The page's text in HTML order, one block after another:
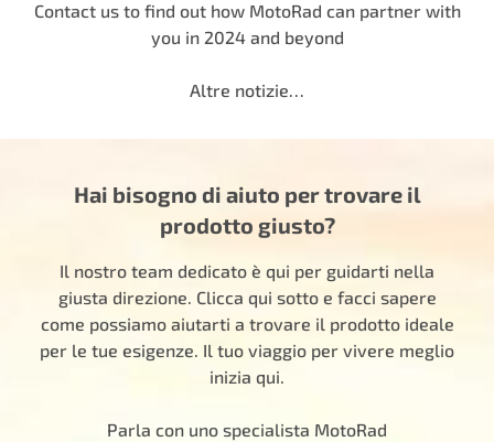
Contact us to find out how MotoRad can partner with
you in 2024 and beyond
Altre notizie…
Hai bisogno di aiuto per trovare il
prodotto giusto?
Il nostro team dedicato è qui per guidarti nella
giusta direzione. Clicca qui sotto e facci sapere
come possiamo aiutarti a trovare il prodotto ideale
per le tue esigenze. Il tuo viaggio per vivere meglio
inizia qui.
Parla con uno specialista MotoRad